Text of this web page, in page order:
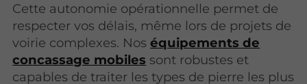
Cette autonomie opérationnelle permet de
respecter vos délais, même lors de projets de
voirie complexes. Noséquipements de
concassage mobiles sont robustes et
capables de traiter les types de pierre les plus